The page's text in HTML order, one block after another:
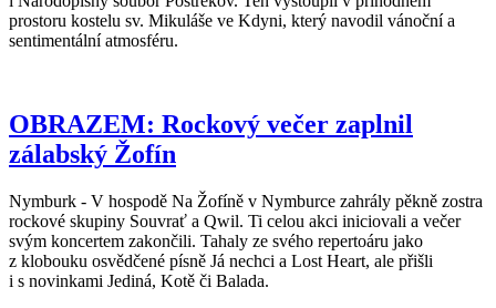
prostoru kostelu sv. Mikuláše ve Kdyni, který navodil vánoční a
sentimentální atmosféru.
OBRAZEM: Rockový večer zaplnil
zálabský Žofín
Nymburk - V hospodě Na Žofíně v Nymburce zahrály pěkně zostra
rockové skupiny Souvrať a Qwil. Ti celou akci iniciovali a večer
svým koncertem zakončili. Tahaly ze svého repertoáru jako
z klobouku osvědčené písně Já nechci a Lost Heart, ale přišli
i s novinkami Jediná, Kotě či Balada.